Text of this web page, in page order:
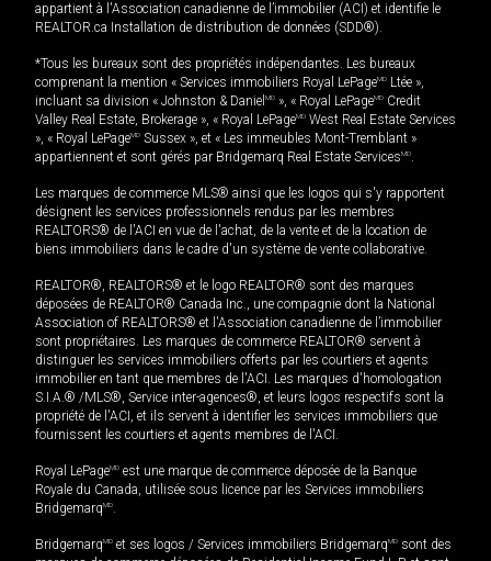
appartient à l'Association canadienne de l’immobilier (ACI) et identifie le
REALTOR.ca Installation de distribution de données (SDD®).
*Tous les bureaux sont des propriétés indépendantes. Les bureaux
comprenant la mention « Services immobiliers Royal LePageMD Ltée »,
incluant sa division « Johnston & Daniel MD », « Royal LePageMD Credit
Valley Real Estate, Brokerage », « Royal LePageMD West Real Estate Services
», « Royal LePageMD Sussex », et « Les immeubles Mont-Tremblant »
appartiennent et sont gérés par Bridgemarq Real Estate ServicesMD.
Les marques de commerce MLS® ainsi que les logos qui s'y rapportent
désignent les services professionnels rendus par les membres
REALTORS® de l'ACI en vue de l'achat, de la vente et de la location de
biens immobiliers dans le cadre d'un système de vente collaborative.
REALTOR®, REALTORS® et le logo REALTOR® sont des marques
déposées de REALTOR® Canada Inc., une compagnie dont la National
Association of REALTORS® et l'Association canadienne de l’immobilier
sont propriétaires. Les marques de commerce REALTOR® servent à
distinguer les services immobiliers offerts par les courtiers et agents
immobilier en tant que membres de l'ACI. Les marques d'homologation
S.I.A.® /MLS®, Service inter-agences®, et leurs logos respectifs sont la
propriété de l'ACI, et ils servent à identifier les services immobiliers que
fournissent les courtiers et agents membres de l'ACI.
Royal LePageMD est une marque de commerce déposée de la Banque
Royale du Canada, utilisée sous licence par les Services immobiliers
BridgemarqMD.
BridgemarqMD et ses logos / Services immobiliers BridgemarqMD sont des